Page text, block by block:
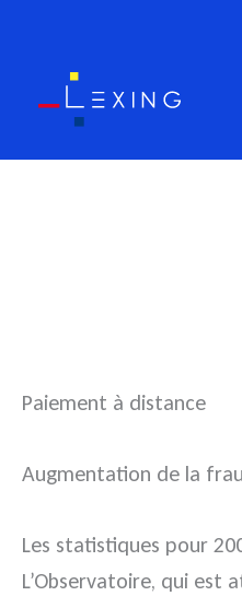
contenu
Paiement à distance
Augmentation de la
Les statistiques pour
L’Observatoire, qui